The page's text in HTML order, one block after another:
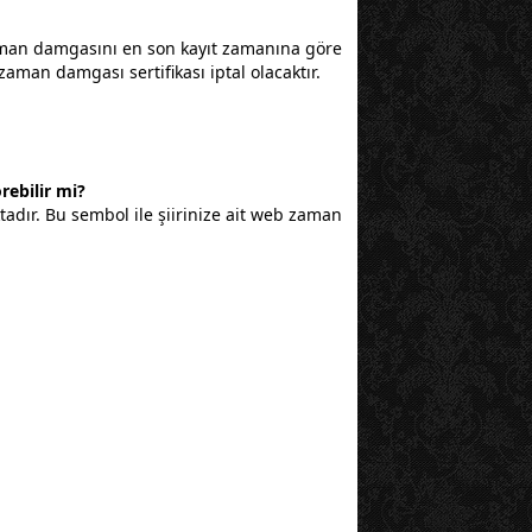
damgasını en son kayıt zamanına göre
damgası sertifikası iptal olacaktır.
mi?
Bu sembol ile şiirinize ait web zaman